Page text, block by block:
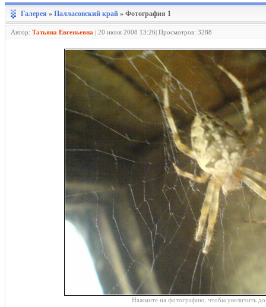
Галерея » Палласовский край » Фотография 1
Автор: Татьяна Евгеньевна | 20 июня 2008 13:26| Просмотров: 3288
Нажмите на фотографию, чтобы увеличить